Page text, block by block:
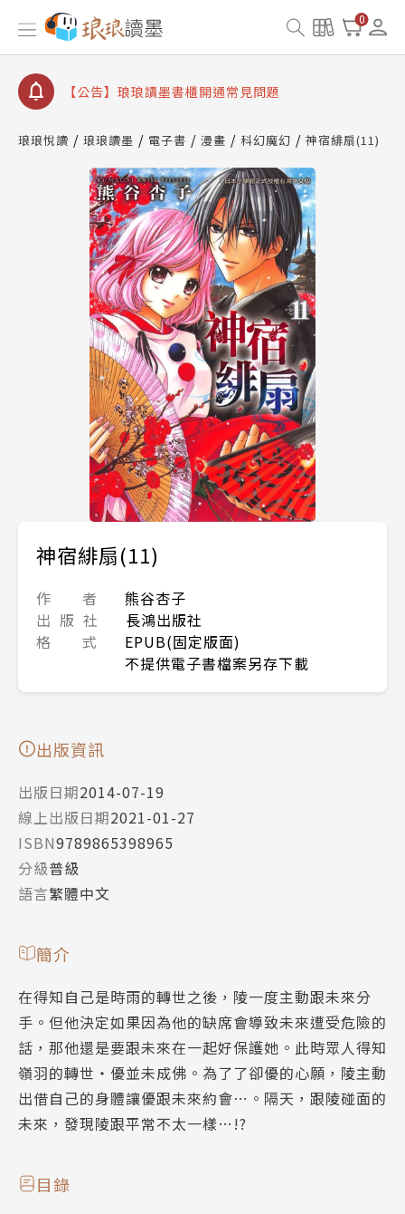
0
【公告】琅琅書店服務升級重要說明及資產合併結果
查詢
【公告】琅琅讀墨數位閱讀資產合併與書櫃開通申請
【公告】琅琅讀墨書櫃開通常見問題
請圖文教學
查詢
【公告】琅琅讀墨數位閱讀資產合併與書櫃開通申請
琅琅悅讀 琅琅讀墨 電子書 漫畫 科幻魔幻 神宿緋扇(11)
神宿緋扇(11)
作 者
熊谷杏子
出 版 社
長鴻出版社
格 式
EPUB(固定版面)
不提供電子書檔案另存下載
出版資訊
出版日期2014-07-19
線上出版日期2021-01-27
ISBN9789865398965
分級普級
語言繁體中文
簡介
在得知自己是時雨的轉世之後，陵一度主動跟未來分
手。但他決定如果因為他的缺席會導致未來遭受危險的
話，那他還是要跟未來在一起好保護她。此時眾人得知
嶺羽的轉世‧優並未成佛。為了了卻優的心願，陵主動
出借自己的身體讓優跟未來約會…。隔天，跟陵碰面的
未來，發現陵跟平常不太一樣…!?
目錄